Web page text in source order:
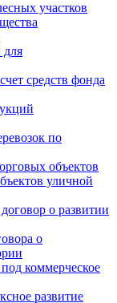
участков
средств фонда
по
объектов
уличной
о развитии
о
коммерческое
развитие